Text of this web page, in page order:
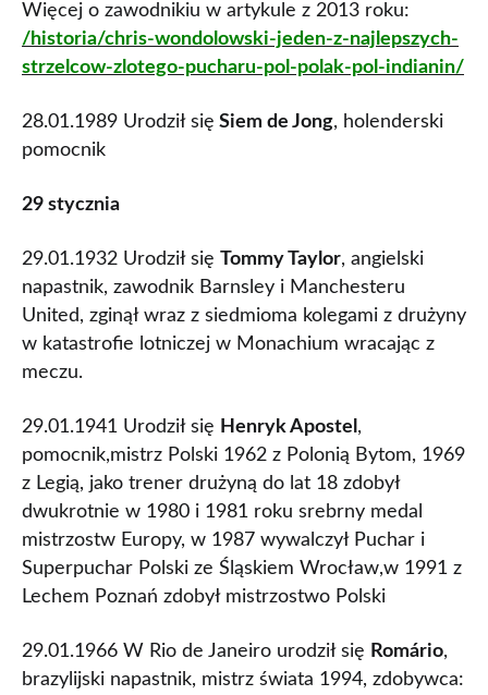
Więcej o zawodnikiu w artykule z 2013 roku:
/historia/chris-wondolowski-jeden-z-najlepszych-
strzelcow-zlotego-pucharu-pol-polak-pol-indianin/
28.01.1989 Urodził się Siem de Jong, holenderski
pomocnik
29 stycznia
29.01.1932 Urodził się Tommy Taylor, angielski
napastnik, zawodnik Barnsley i Manchesteru
United, zginął wraz z siedmioma kolegami z drużyny
w katastrofie lotniczej w Monachium wracając z
meczu.
29.01.1941 Urodził się Henryk Apostel ,
pomocnik,mistrz Polski 1962 z Polonią Bytom, 1969
z Legią, jako trener drużyną do lat 18 zdobył
dwukrotnie w 1980 i 1981 roku srebrny medal
mistrzostw Europy, w 1987 wywalczył Puchar i
Superpuchar Polski ze Śląskiem Wrocław,w 1991 z
Lechem Poznań zdobył mistrzostwo Polski
29.01.1966 W Rio de Janeiro urodził się Romário,
brazylijski napastnik, mistrz świata 1994, zdobywca: